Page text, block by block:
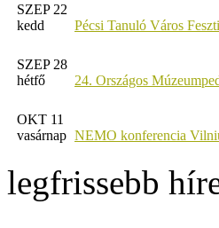
SZEP 22
kedd
Pécsi Tanuló Város
SZEP 28
hétfő
24. Országos
OKT 11
vasárnap NEMO konferencia
legfrissebb